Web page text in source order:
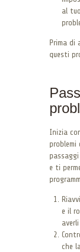
al
Prima di
questi
Inizia
problemi
e ti
e il
che